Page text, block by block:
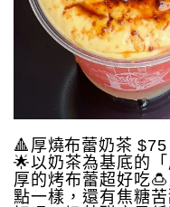
🔺厚燒布蕾奶茶 $75
🌟以奶茶為基底的
厚的烤布蕾超好吃
點一樣，還有焦糖